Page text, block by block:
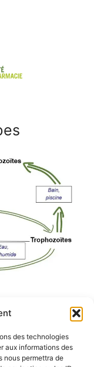
des technologies
aux informations des
nous permettra de
•
Université
légales•